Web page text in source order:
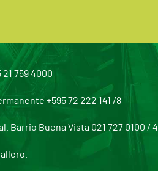
759 4000
+595 72 222 141 /8
Barrio Buena Vista 021 727 0100 / 4